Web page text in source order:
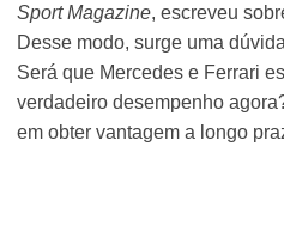
Sport Magazine, escreveu
Desse modo, surge uma
Será que Mercedes e Ferrari
verdadeiro desempenho
em obter vantagem a longo